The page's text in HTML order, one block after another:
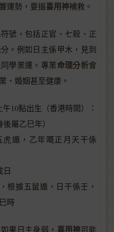
運勢，要搵喜用神補救。
號，包括正官、七殺、正
。例如日主係甲木，見到
學業運。專業命理分析會
、婚姻甚至健康。
10點出生（香港時間）：
屬乙巳年）
虎遁，乙年嘅正月天干係
日
根據五鼠遁，日干係壬，
時
果日主身弱， 喜用神可能